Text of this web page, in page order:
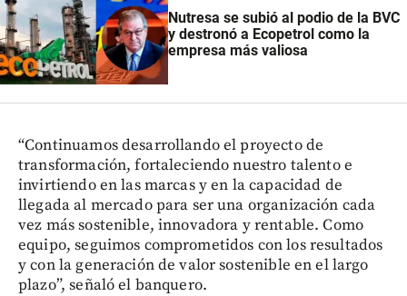
Nutresa se subió al podio de la BVC
y destronó a Ecopetrol como la
empresa más valiosa
“Continuamos desarrollando el proyecto de
transformación, fortaleciendo nuestro talento e
invirtiendo en las marcas y en la capacidad de
llegada al mercado para ser una organización cada
vez más sostenible, innovadora y rentable. Como
equipo, seguimos comprometidos con los resultados
y con la generación de valor sostenible en el largo
plazo”, señaló el banquero.